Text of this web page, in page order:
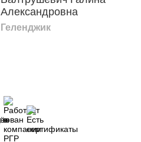
Александровна
Геленджик